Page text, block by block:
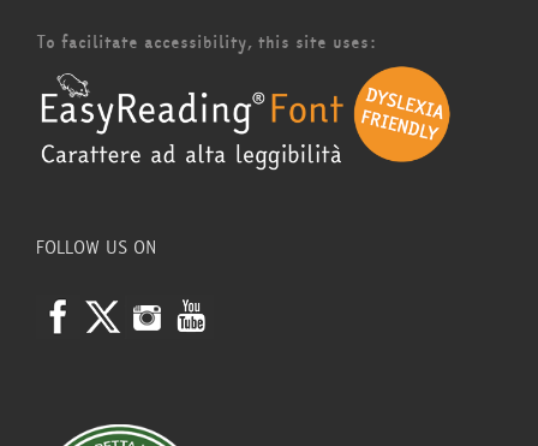
To facilitate accessibility, this site uses:
FOLLOW US ON